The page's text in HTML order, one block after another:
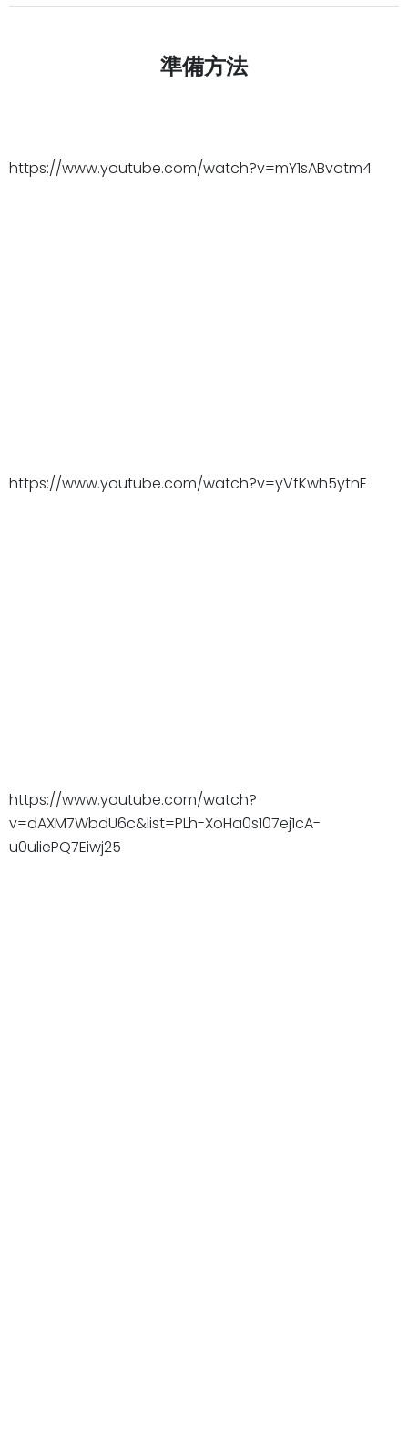
準備方法
https://www.youtube.com/watch?v=mY1sABvotm4
https://www.youtube.com/watch?v=yVfKwh5ytnE
https://www.youtube.com/watch?
v=dAXM7WbdU6c&list=PLh-XoHa0s107ej1cA-
u0uliePQ7Eiwj25